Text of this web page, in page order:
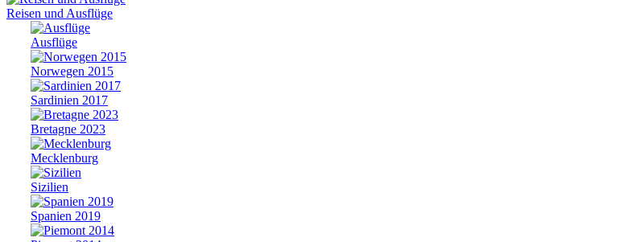
Reisen und Ausflüge
Ausflüge
Norwegen 2015
Sardinien 2017
Bretagne 2023
Mecklenburg
Sizilien
Spanien 2019